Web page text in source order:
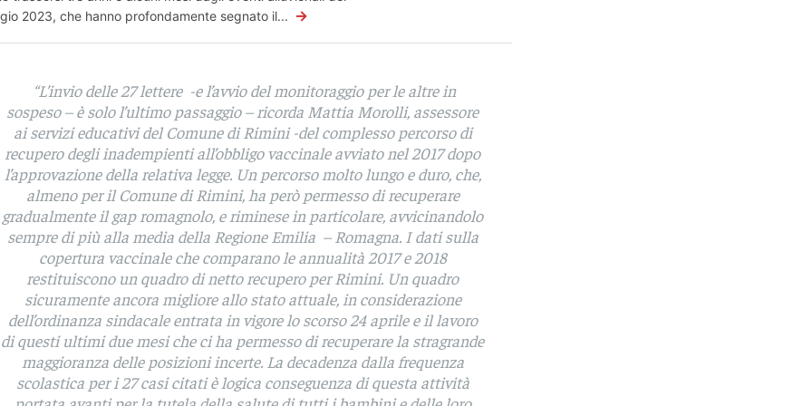
2023, che hanno profondamente segnato il... →
“L’invio delle 27 lettere -e l’avvio del monitoraggio per le altre in
sospeso – è solo l’ultimo passaggio –ricorda Mattia Morolli, assessore
ai servizi educativi del Comune di Rimini-del complesso percorso di
recupero degli inadempienti all’obbligo vaccinale avviato nel 2017 dopo
l’approvazione della relativa legge. Un percorso molto lungo e duro, che,
almeno per il Comune di Rimini, ha però permesso di recuperare
gradualmente il gap romagnolo, e riminese in particolare, avvicinandolo
sempre di più alla media della Regione Emilia – Romagna. I dati sulla
copertura vaccinale che comparano le annualità 2017 e 2018
restituiscono un quadro di netto recupero per Rimini. Un quadro
sicuramente ancora migliore allo stato attuale, in considerazione
dell’ordinanza sindacale entrata in vigore lo scorso 24 aprile e il lavoro
di questi ultimi due mesi che ci ha permesso di recuperare la stragrande
maggioranza delle posizioni incerte. La decadenza dalla frequenza
scolastica per i 27 casi citati è logica conseguenza di questa attività